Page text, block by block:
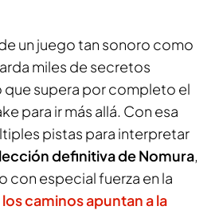
un juego tan sonoro como
miles de secretos
que supera por completo el
para ir más allá. Con esa
pistas para interpretar
definitiva de Nomura,
con especial fuerza en la
caminos apuntan a la